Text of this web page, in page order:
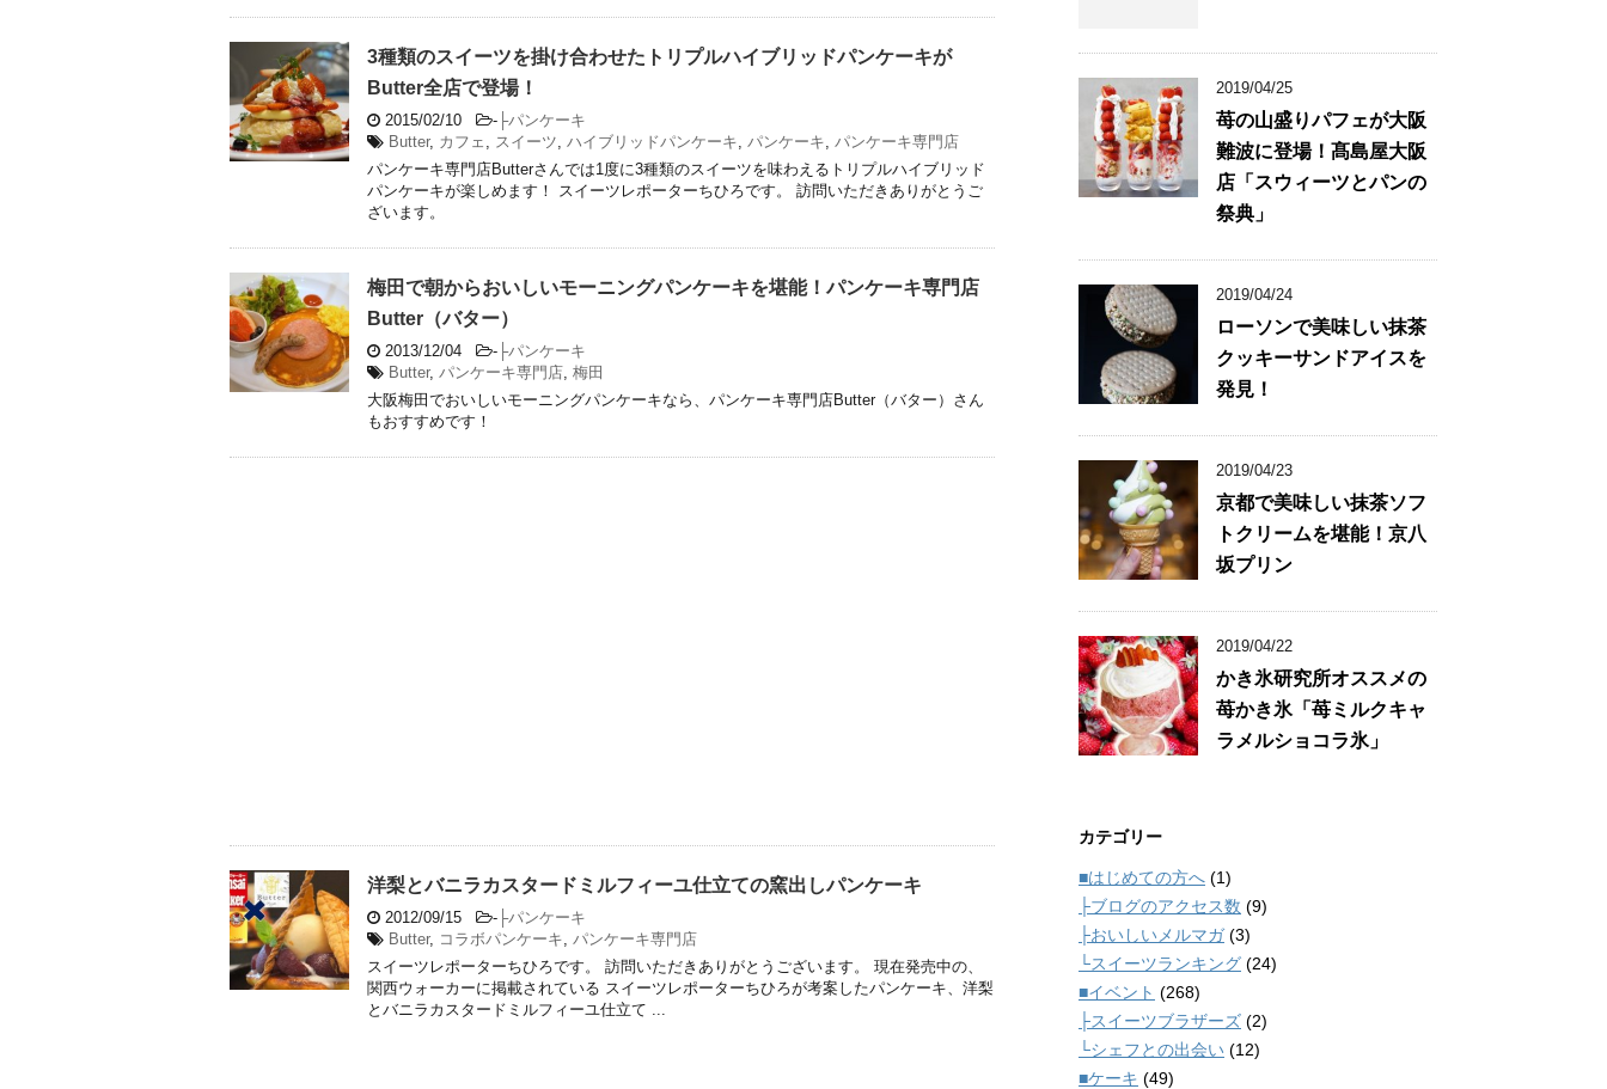
3種類のスイーツを掛け合わせたトリプルハイブリッドパンケーキが
Butter全店で登場！
2015/02/10 - ├パンケーキ
Butter, カフェ スイーツ ハイブリッドパンケーキ パンケーキ
パンケーキ専門店
パンケーキ専門店Butterさんでは1度に3種類のスイーツを味わえるトリプルハイブリッド
パンケーキが楽しめます！ スイーツレポーターちひろです。 訪問いただきありがとうご
ざいます。
梅田で朝からおいしいモーニングパンケーキを堪能！パンケーキ専門店
Butter（バター）
2013/12/04 - ├パンケーキ
Butter, パンケーキ専門店 梅田
大阪梅田でおいしいモーニングパンケーキなら、パンケーキ専門店Butter（バター）さん
もおすすめです！
洋梨とバニラカスタードミルフィーユ仕立ての窯出しパンケーキ
2012/09/15 - ├パンケーキ
Butter, コラボパンケーキ
パンケーキ専門店
スイーツレポーターちひろです。 訪問いただきありがとうございます。 現在発売中の、
関西ウォーカーに掲載されている スイーツレポーターちひろが考案したパンケーキ、洋梨
とバニラカスタードミルフィーユ仕立て ...
2019/04/25
苺の山盛りパフェが大阪
難波に登場！髙島屋大阪
店「スウィーツとパンの
祭典」
2019/04/24
ローソンで美味しい抹茶
クッキーサンドアイスを
発見！
2019/04/23
京都で美味しい抹茶ソフ
トクリームを堪能！京八
坂プリン
2019/04/22
かき氷研究所オススメの
苺かき氷「苺ミルクキャ
ラメルショコラ氷」
カテゴリー
■はじめての方へ (1)
├ブログのアクセス数 (9)
├おいしいメルマガ(3)
└スイーツランキング (24)
■イベント (268)
├スイーツブラザーズ (2)
└シェフとの出会い (12)
■ケーキ (49)